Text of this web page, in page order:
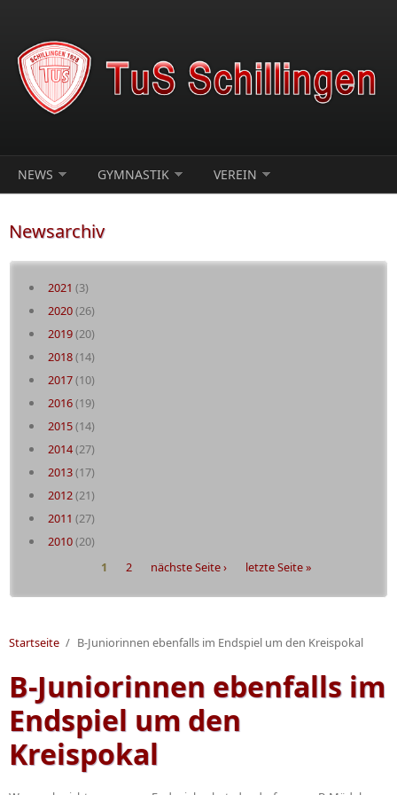
NEWS GYMNASTIK VEREIN
Newsarchiv
2021 (3)
2020(26)
2019(20)
2018(14)
2017(10)
2016(19)
2015(14)
2014(27)
2013(17)
2012(21)
2011 (27)
2010(20)
1 2 nächste Seite › letzte Seite »
Startseite / B-Juniorinnen ebenfalls im Endspiel um den Kreispokal
B-Juniorinnen ebenfalls im
Endspiel um den
Kreispokal